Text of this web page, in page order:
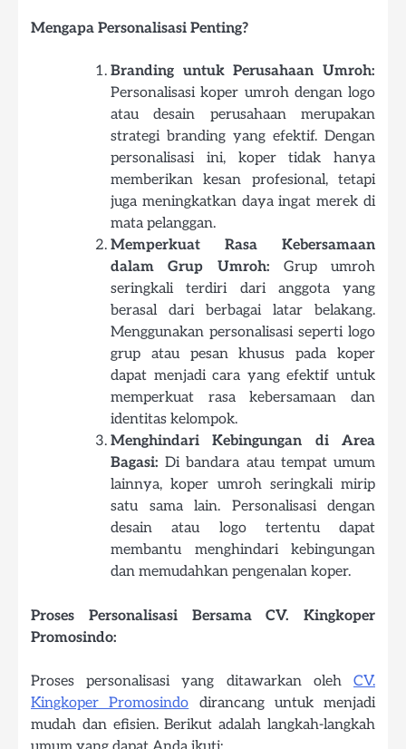
Mengapa Personalisasi Penting?
Branding untuk Perusahaan Umroh:
Personalisasi koper umroh dengan logo
atau desain perusahaan merupakan
strategi branding yang efektif. Dengan
personalisasi ini, koper tidak hanya
memberikan kesan profesional, tetapi
juga meningkatkan daya ingat merek di
mata pelanggan.
Memperkuat Rasa Kebersamaan
dalam Grup Umroh: Grup umroh
seringkali terdiri dari anggota yang
berasal dari berbagai latar belakang.
Menggunakan personalisasi seperti logo
grup atau pesan khusus pada koper
dapat menjadi cara yang efektif untuk
memperkuat rasa kebersamaan dan
identitas kelompok.
Menghindari Kebingungan di Area
Bagasi: Di bandara atau tempat umum
lainnya, koper umroh seringkali mirip
satu sama lain. Personalisasi dengan
desain atau logo tertentu dapat
membantu menghindari kebingungan
dan memudahkan pengenalan koper.
Proses Personalisasi Bersama CV. Kingkoper
Promosindo:
Proses personalisasi yang ditawarkan oleh CV.
Kingkoper Promosindo dirancang untuk menjadi
mudah dan efisien. Berikut adalah langkah-langkah